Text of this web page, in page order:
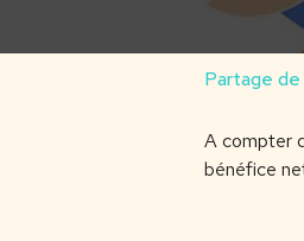
Partage de
A compter
bénéfice